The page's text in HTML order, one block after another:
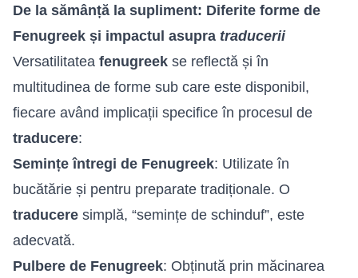
De la sămânță la supliment: Diferite forme de
Fenugreek și impactul asupra traducerii
Versatilitatea fenugreek se reflectă și în
multitudinea de forme sub care este disponibil,
fiecare având implicații specifice în procesul de
traducere:
Semințe întregi de Fenugreek: Utilizate în
bucătărie și pentru preparate tradiționale. O
traducere simplă, “semințe de schinduf”, este
adecvată.
Pulbere de Fenugreek: Obținută prin măcinarea